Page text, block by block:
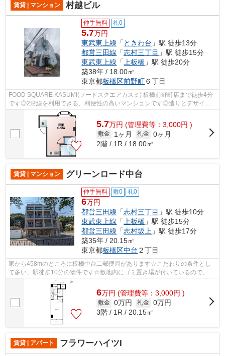
賃貸 | マンション 村越ビル
仲手無料 礼0
5.7万円
東武東上線 「 ときわ台 」駅 徒歩13分
都営三田線 「志村三丁目 」駅 徒歩15分
東武東上線 「 上板橋 」駅 徒歩20分
築38年 / 18.00㎡
東京都板橋区前野町６丁目
FOOD SQUARE KASUMI(フードスクエアカスミ) 板橋前野町店まで徒歩4分
です◎2沿線を利用できる、利便性の高いマンションです◎造りとデザイン
に関して、自信をもって情報を提供できるマン...
5.7万円 (管理費等：3,000円 )
敷金 1ヶ月 礼金 0ヶ月
2階 / 1R / 18.00㎡
賃貸 | マンション グリーンロード中台
仲手無料 敷0 礼0
6万円
都営三田線 「志村三丁目 」駅 徒歩10分
東武東上線 「 上板橋 」駅 徒歩15分
都営三田線 「志村坂上 」駅 徒歩17分
築35年 / 20.15㎡
東京都板橋区中台 ２丁目
家から458mのところに板橋中台二郵便局があります☆こだわりの条件とし
て多い、駅徒歩10分の物件です☆敷地内にゴミ置き場が付いているので、遠
くまで運ぶ必要がなくゴミ出しが楽になり...
6万円 (管理費等：3,000円 )
敷金 0万円 礼金 0万円
3階 / 1R / 20.15㎡
賃貸 | アパート フラワーハイツI